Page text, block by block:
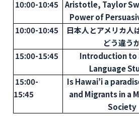
10:00-10:45
Aristotle, Taylor
Power of
10:00-10:45
日本人とアメリカ人
どう違う
15:00-15:45
Introduction to
Language
15:00-
15:45
Is Hawai’i a
and Migrants in a
Society